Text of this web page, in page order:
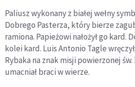
Paliusz wykonany z białej wełny
Dobrego Pasterza, który bierze
ramiona. Papieżowi nałożył go kard.
kolei kard. Luis Antonio Tagle
Rybaka na znak misji powierzonej
umacniał braci w wierze.